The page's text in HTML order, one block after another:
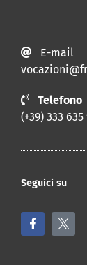
E-mail
Telefono
(+39) 333 635
Seguici su